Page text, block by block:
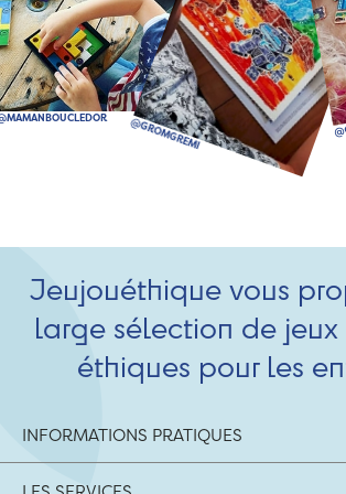
Jeujouéthique vous
large sélection de jeux
éthiques pour les
INFORMATIONS PRATIQUES